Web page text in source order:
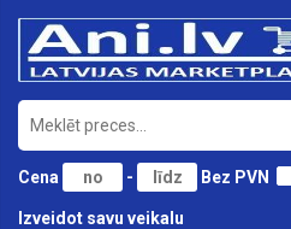
Cena - Bez PVN
Izveidot savu veikalu